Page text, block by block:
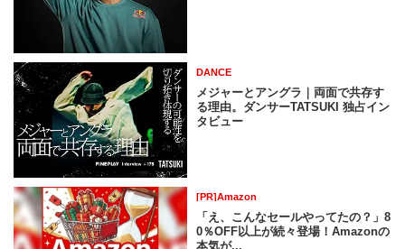
DANCE
メジャーとアングラ｜両面で共存す
る理由。ダンサーTATSUKI 独占イン
タビュー
[PR]Amazon
「え、こんなセールやってたの？」8
0％OFF以上が続々登場！Amazonの
本気が...